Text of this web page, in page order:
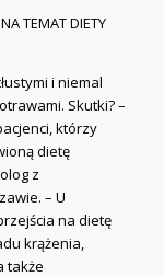
TEMAT DIETY
i niemal
Skutki? –
którzy
dietę
z
– U
na dietę
krążenia,
także